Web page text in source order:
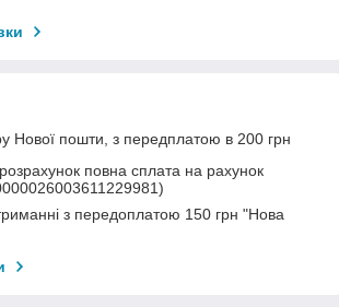
Нової пошти, з передплатою в 200 грн
розрахунок повна сплата на рахунок
з передоплатою 150 грн "Нова